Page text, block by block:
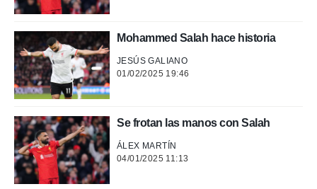
Mohammed Salah hace historia
JESÚS GALIANO
01/02/2025 19:46
Se frotan las manos con Salah
ÁLEX MARTÍN
04/01/2025 11:13